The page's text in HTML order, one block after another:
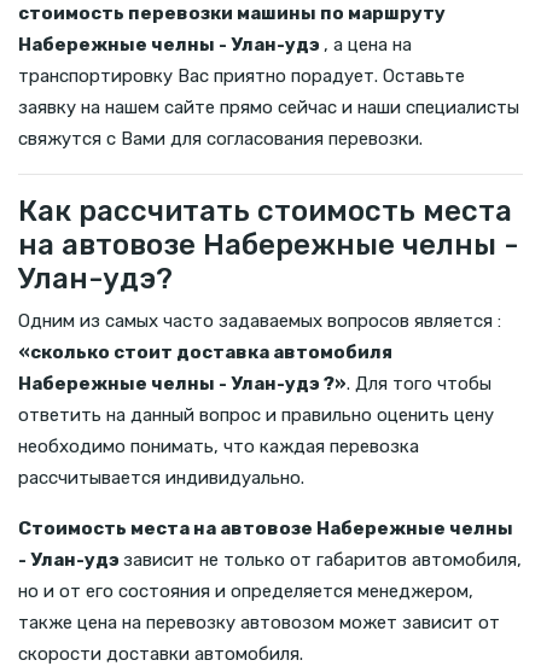
стоимость перевозки машины по маршруту
Набережные челны - Улан-удэ , а цена на
транспортировку Вас приятно порадует. Оставьте
заявку на нашем сайте прямо сейчас и наши специалисты
свяжутся с Вами для согласования перевозки.
Как рассчитать стоимость места
на автовозе Набережные челны -
Улан-удэ?
Одним из самых часто задаваемых вопросов является :
«сколько стоит доставка автомобиля
Набережные челны - Улан-удэ ?». Для того чтобы
ответить на данный вопрос и правильно оценить цену
необходимо понимать, что каждая перевозка
рассчитывается индивидуально.
Стоимость места на автовозе Набережные челны
- Улан-удэ зависит не только от габаритов автомобиля,
но и от его состояния и определяется менеджером,
также цена на перевозку автовозом может зависит от
скорости доставки автомобиля.